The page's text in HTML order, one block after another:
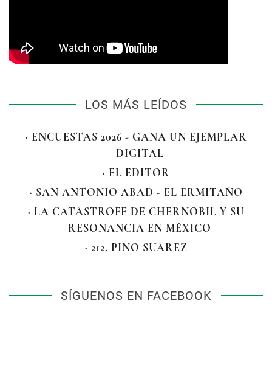
LOS MÁS LEÍDOS
· ENCUESTAS 2026 - GANA UN EJEMPLAR
DIGITAL
· EL EDITOR
· SAN ANTONIO ABAD - EL ERMITAÑO
· LA CATÁSTROFE DE CHERNÓBIL Y SU
RESONANCIA EN MÉXICO
· 212. PINO SUÁREZ
SÍGUENOS EN FACEBOOK